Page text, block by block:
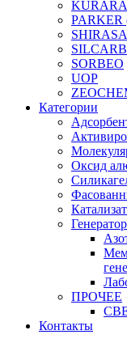
SORBEO
UOP
Категории
Оксид
ПРОЧЕЕ
Контакты